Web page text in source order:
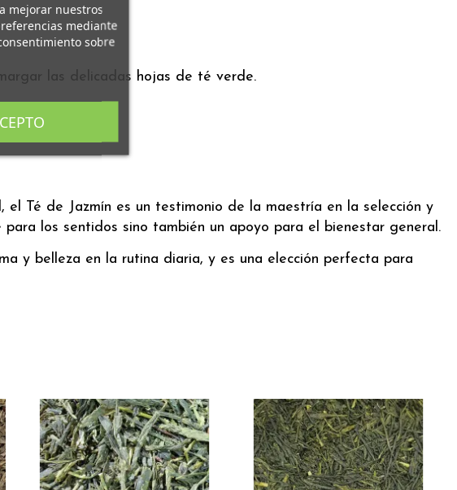
las delicadas hojas de té verde.
Té de Jazmín es un testimonio de la maestría en la selección y
los sentidos sino también un apoyo para el bienestar general.
y belleza en la rutina diaria, y es una elección perfecta para
mejorar nuestros
mediante
sobre